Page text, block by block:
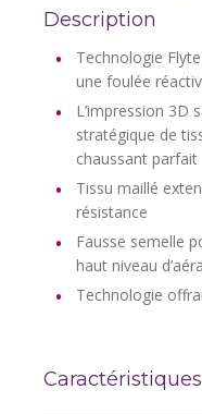
Description
Technologie
une foulée
L’impression 3D
stratégique de
chaussant parfait
Tissu maillé
résistance
Fausse semelle
haut niveau
Technologie
Caractéristiques